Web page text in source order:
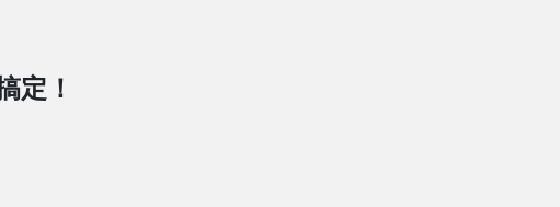
定！